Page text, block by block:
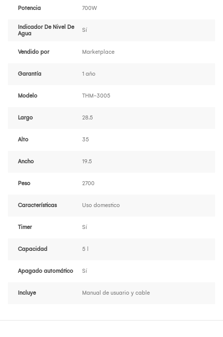
Potencia 700W
Indicador De Nivel De
Agua
Sí
Vendido por Marketplace
Garantía 1 año
Modelo THM-3005
Largo 28.5
Alto 35
Ancho 19.5
Peso 2700
Características Uso domestico
Timer Sí
Capacidad 5 l
Apagado automático Sí
Incluye Manual de usuario y cable